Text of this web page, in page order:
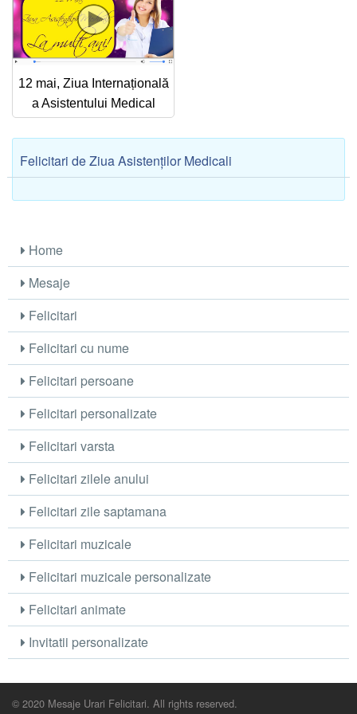
Felicitari zile saptamana
Felicitari muzicale
Felicitari muzicale personalizate
Felicitari animate
Invitatii personalizate
Conecteaza-te
12 mai, Ziua Internațională
a Asistentului Medical
Felicitari de Ziua Asistenţilor Medicali
Home
Mesaje
Felicitari
Felicitari cu nume
Felicitari persoane
Felicitari personalizate
Felicitari varsta
Felicitari zilele anului
Felicitari zile saptamana
Felicitari muzicale
Felicitari muzicale personalizate
Felicitari animate
Invitatii personalizate
© 2020 Mesaje Urari Felicitari. All rights reserved.